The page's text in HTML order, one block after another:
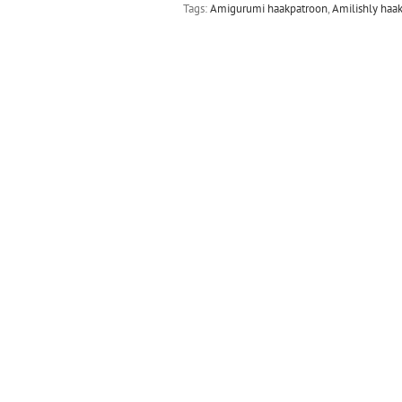
Tags:Amigurumi haakpatroon,Amilishly